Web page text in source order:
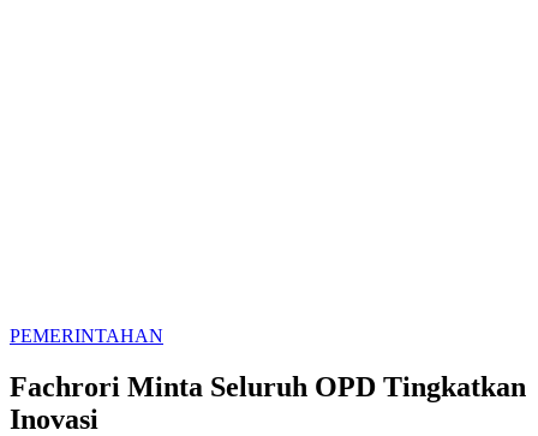
PEMERINTAHAN
Fachrori Minta Seluruh OPD Tingkatkan
Inovasi